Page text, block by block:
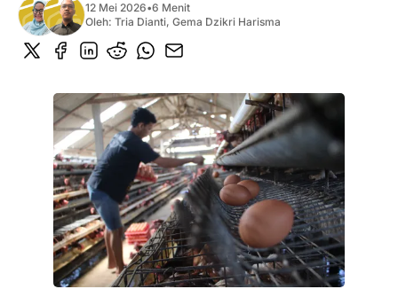
12 Mei 2026•6 Menit
Oleh: Tria Dianti, Gema Dzikri Harisma